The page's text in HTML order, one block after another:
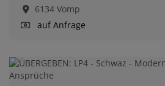
6134 Vomp
auf Anfrage